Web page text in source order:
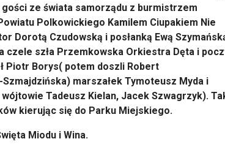
ze świata samorządu z burmistrzem
Polkowickiego Kamilem Ciupakiem Nie
Dorotą Czudowską i posłanką Ewą
czele szła Przemkowska Orkiestra Dęta i
Piotr Borys( potem doszli Robert
marszałek Tymoteusz Myda i
Tadeusz Kielan, Jacek Szwagrzyk).
kierując się do Parku Miejskiego.
Miodu i Wina.